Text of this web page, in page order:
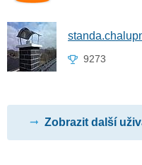
9273
Zobrazit další